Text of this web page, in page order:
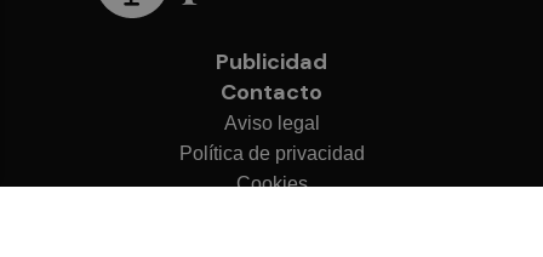
Publicidad
Contacto
Aviso legal
Política de privacidad
Cookies